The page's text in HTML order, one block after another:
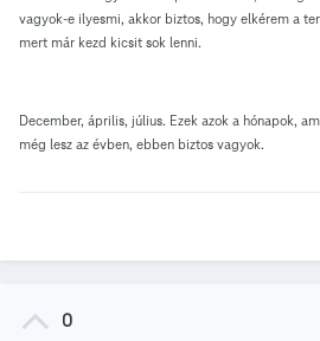
vagyok-e ilyesmi, akkor biztos, hogy elkérem a
mert már kezd kicsit sok lenni.
December, április, július. Ezek azok a hónapok,
még lesz az évben, ebben biztos vagyok.
0